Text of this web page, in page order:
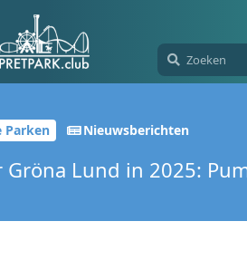
Parken Nieuwsberichten
Lund in 2025: